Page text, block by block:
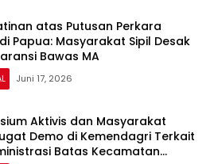
atas Putusan Perkara
Papua: Masyarakat Sipil Desak
Bawas MA
Juni 17, 2026
Aktivis dan Masyarakat
Demo di Kemendagri Terkait
Batas Kecamatan